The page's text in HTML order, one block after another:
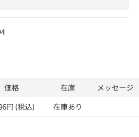
価格 在庫
メッセージ
円 (税込) 在庫あり